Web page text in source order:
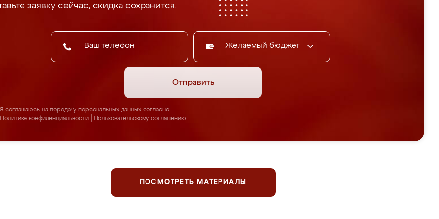
заявку сейчас, скидка сохранится.
Желаемый бюджет
Отправить
Я соглашаюсь на передачу персональных данных согласно
Политике конфиденциальности
Пользовательскому соглашению
ПОСМОТРЕТЬ МАТЕРИАЛЫ